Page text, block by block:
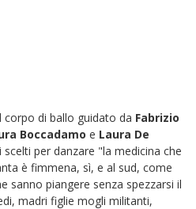
corpo di ballo guidato da Fabrizio
Boccadamo e Laura De
per danzare "la medicina che
è fimmena, sì, e al sud, come
sanno piangere senza spezzarsi il
madri figlie mogli militanti,